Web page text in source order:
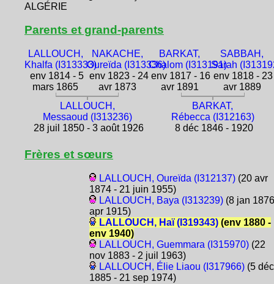
ALGÉRIE
Parents et grand-parents
LALLOUCH,
Khalfa (I313333)
env 1814 - 5
mars 1865
NAKACHE,
Oureïda (I313336)
env 1823 - 24
avr 1873
BARKAT,
Chalom (I313191)
env 1817 - 16
avr 1891
SABBAH,
Sarah
env 1818 - 23
avr 1889
LALLOUCH,
Messaoud (I313236)
28 juil 1850 - 3 août 1926
BARKAT,
Rébecca (I312163)
8 déc 1846 - 1920
Frères et sœurs
LALLOUCH, Oureïda (I312137)(20 avr
1874 - 21 juin 1955)
LALLOUCH, Baya (I313239)(8 jan
apr 1915)
LALLOUCH, Haï (I319343)(env 1880 -
env 1940)
LALLOUCH, Guemmara (I315970)(22
nov 1883 - 2 juil 1963)
LALLOUCH, Élie Liaou (I317966)(5 déc
1885 - 21 sep 1974)